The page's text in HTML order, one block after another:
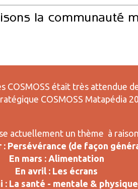
COSMOSS était très attendue
COSMOSS Matapédia
actuellement un thème à
: Persévérance (de façon
En mars : Alimentation
En avril : Les écrans
: La santé - mentale & physique